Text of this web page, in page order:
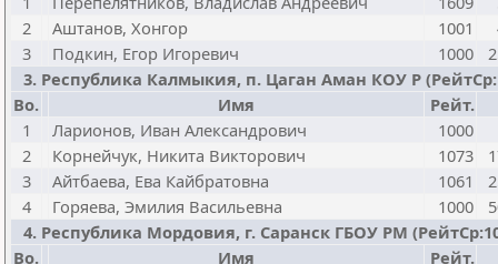
2
Аштанов, Хонгор 1001
3
Подкин, Егор Игоревич 1000
3. Республика Калмыкия, п. Цаган Аман КОУ Р
Bo.
Имя
Рейт.
1
Ларионов, Иван Александрович
1000
2
Корнейчук, Никита Викторович 1073
3
Айтбаева, Ева Кайбратовна 1061
4
Горяева, Эмилия Васильевна 1000
4. Республика Мордовия, г. Саранск ГБОУ РМ
Bo.
Имя
Рейт.